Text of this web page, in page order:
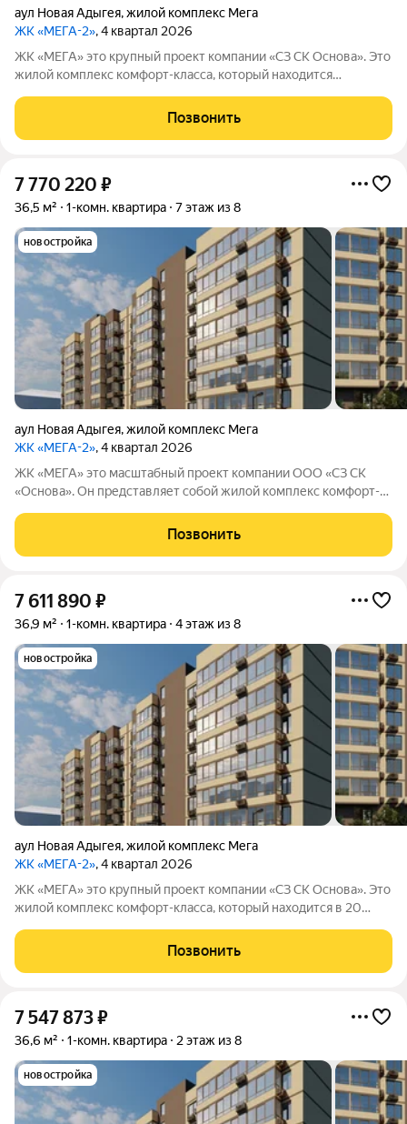
аул Новая Адыгея,жилой комплекс Мега
ЖК «МЕГА-2», 4 квартал 2026
ЖК «МЕГА» это крупный проект компании «СЗ СК Основа». Это
жилой комплекс комфорт-класса, который находится
Позвонить
7 770 220 ₽
36,5 м² 1-комн. квартира 7 этаж из 8
новостройка
аул Новая Адыгея,жилой комплекс Мега
ЖК «МЕГА-2», 4 квартал 2026
ЖК «МЕГА» это масштабный проект компании ООО «СЗ СК
«Основа». Он представляет собой жилой комплекс комфорт-
Позвонить
7 611 890 ₽
36,9 м² 1-комн. квартира 4 этаж из 8
новостройка
аул Новая Адыгея,жилой комплекс Мега
ЖК «МЕГА-2», 4 квартал 2026
ЖК «МЕГА» это крупный проект компании «СЗ СК Основа». Это
жилой комплекс комфорт-класса, который находится в 20
Позвонить
7 547 873₽
36,6 м² 1-комн. квартира 2 этаж из 8
новостройка